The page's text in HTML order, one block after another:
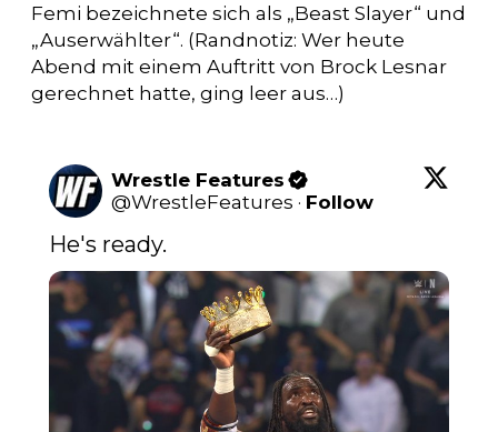
Femi bezeichnete sich als „Beast Slayer“ und
„Auserwählter“. (Randnotiz: Wer heute
Abend mit einem Auftritt von Brock Lesnar
gerechnet hatte, ging leer aus…)
Wrestle Features
@WrestleFeatures · Follow
He's ready.